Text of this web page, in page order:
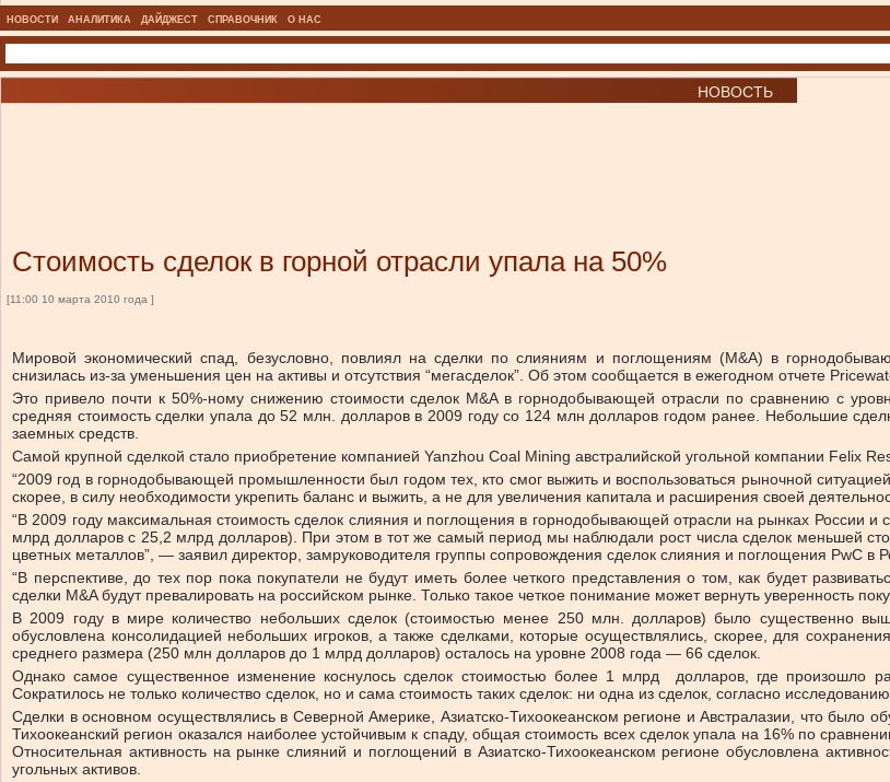
НОВОСТИ АНАЛИТИКА ДАЙДЖЕСТ СПРАВОЧНИК О НАС
НОВОСТЬ
Стоимость сделок в горной отрасли упала на 50%
[11:00 10 марта 2010 года ]
Мировой экономический спад, безусловно, повлиял на сделки по слияниям и поглощениям (M&A) в
снизилась из-за уменьшения цен на активы и отсутствия “мегасделок”. Об этом сообщается в ежегодном отчете
Это привело почти к 50%-ному снижению стоимости сделок M&A в горнодобывающей отрасли по сравнению с
средняя стоимость сделки упала до 52 млн. долларов в 2009 году со 124 млн долларов годом ранее. Небольшие
заемных средств.
Самой крупной сделкой стало приобретение компанией Yanzhou Coal Mining австралийской угольной компании Felix
“2009 год в горнодобывающей промышленности был годом тех, кто смог выжить и воспользоваться рыночной
скорее, в силу необходимости укрепить баланс и выжить, а не для увеличения капитала и расширения своей
“В 2009 году максимальная стоимость сделок слияния и поглощения в горнодобывающей отрасли на рынках России
млрд долларов с 25,2 млрд долларов). При этом в тот же самый период мы наблюдали рост числа сделок меньшей
цветных металлов”, — заявил директор, замруководителя группы сопровождения сделок слияния и поглощения PwC в
“В перспективе, до тех пор пока покупатели не будут иметь более четкого представления о том, как будет
сделки M&A будут превалировать на российском рынке. Только такое четкое понимание может вернуть уверенность
В 2009 году в мире количество небольших сделок (стоимостью менее 250 млн. долларов) было существенно
обусловлена консолидацией небольших игроков, а также сделками, которые осуществлялись, скорее, для
среднего размера (250 млн долларов до 1 млрд долларов) осталось на уровне 2008 года — 66 сделок.
Однако самое существенное изменение коснулось сделок стоимостью более 1 млрд долларов, где произошло
Сократилось не только количество сделок, но и сама стоимость таких сделок: ни одна из сделок, согласно
Сделки в основном осуществлялись в Северной Америке, Азиатско-Тихоокеанском регионе и Австралазии, что было
Тихоокеанский регион оказался наиболее устойчивым к спаду, общая стоимость всех сделок упала на 16% по
Относительная активность на рынке слияний и поглощений в Азиатско-Тихоокеанском регионе обусловлена
угольных активов.